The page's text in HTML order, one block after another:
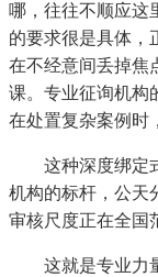
哪，往往不顺应这
的要求很是具体，
在不经意间丢掉焦
课。专业征询机构
在处置复杂案例时
这种深度绑定式
机构的标杆，公天
审核尺度正在全国
这就是专业力